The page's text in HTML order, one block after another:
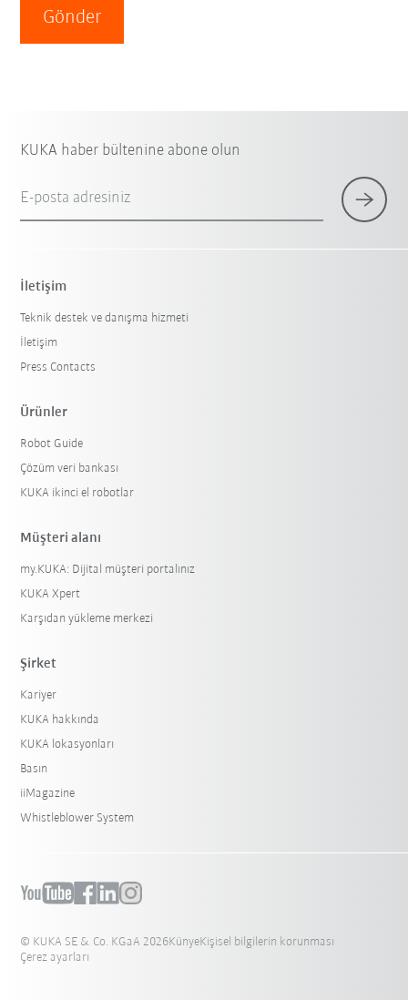
Gönder
KUKA haber bültenine abone olun
E-posta adresiniz
İletişim
Teknik destek ve danışma hizmeti
İletişim
Press Contacts
Ürünler
Robot Guide
Çözüm veri bankası
KUKA ikinci el robotlar
Müşteri alanı
my.KUKA: Dijital müşteri portalınız
KUKA Xpert
Karşıdan yükleme merkezi
Şirket
Kariyer
KUKA hakkında
KUKA lokasyonları
Basın
iiMagazine
Whistleblower System
© KUKA SE & Co. KGaA 2026KünyeKişisel bilgilerin korunması
Çerez ayarları